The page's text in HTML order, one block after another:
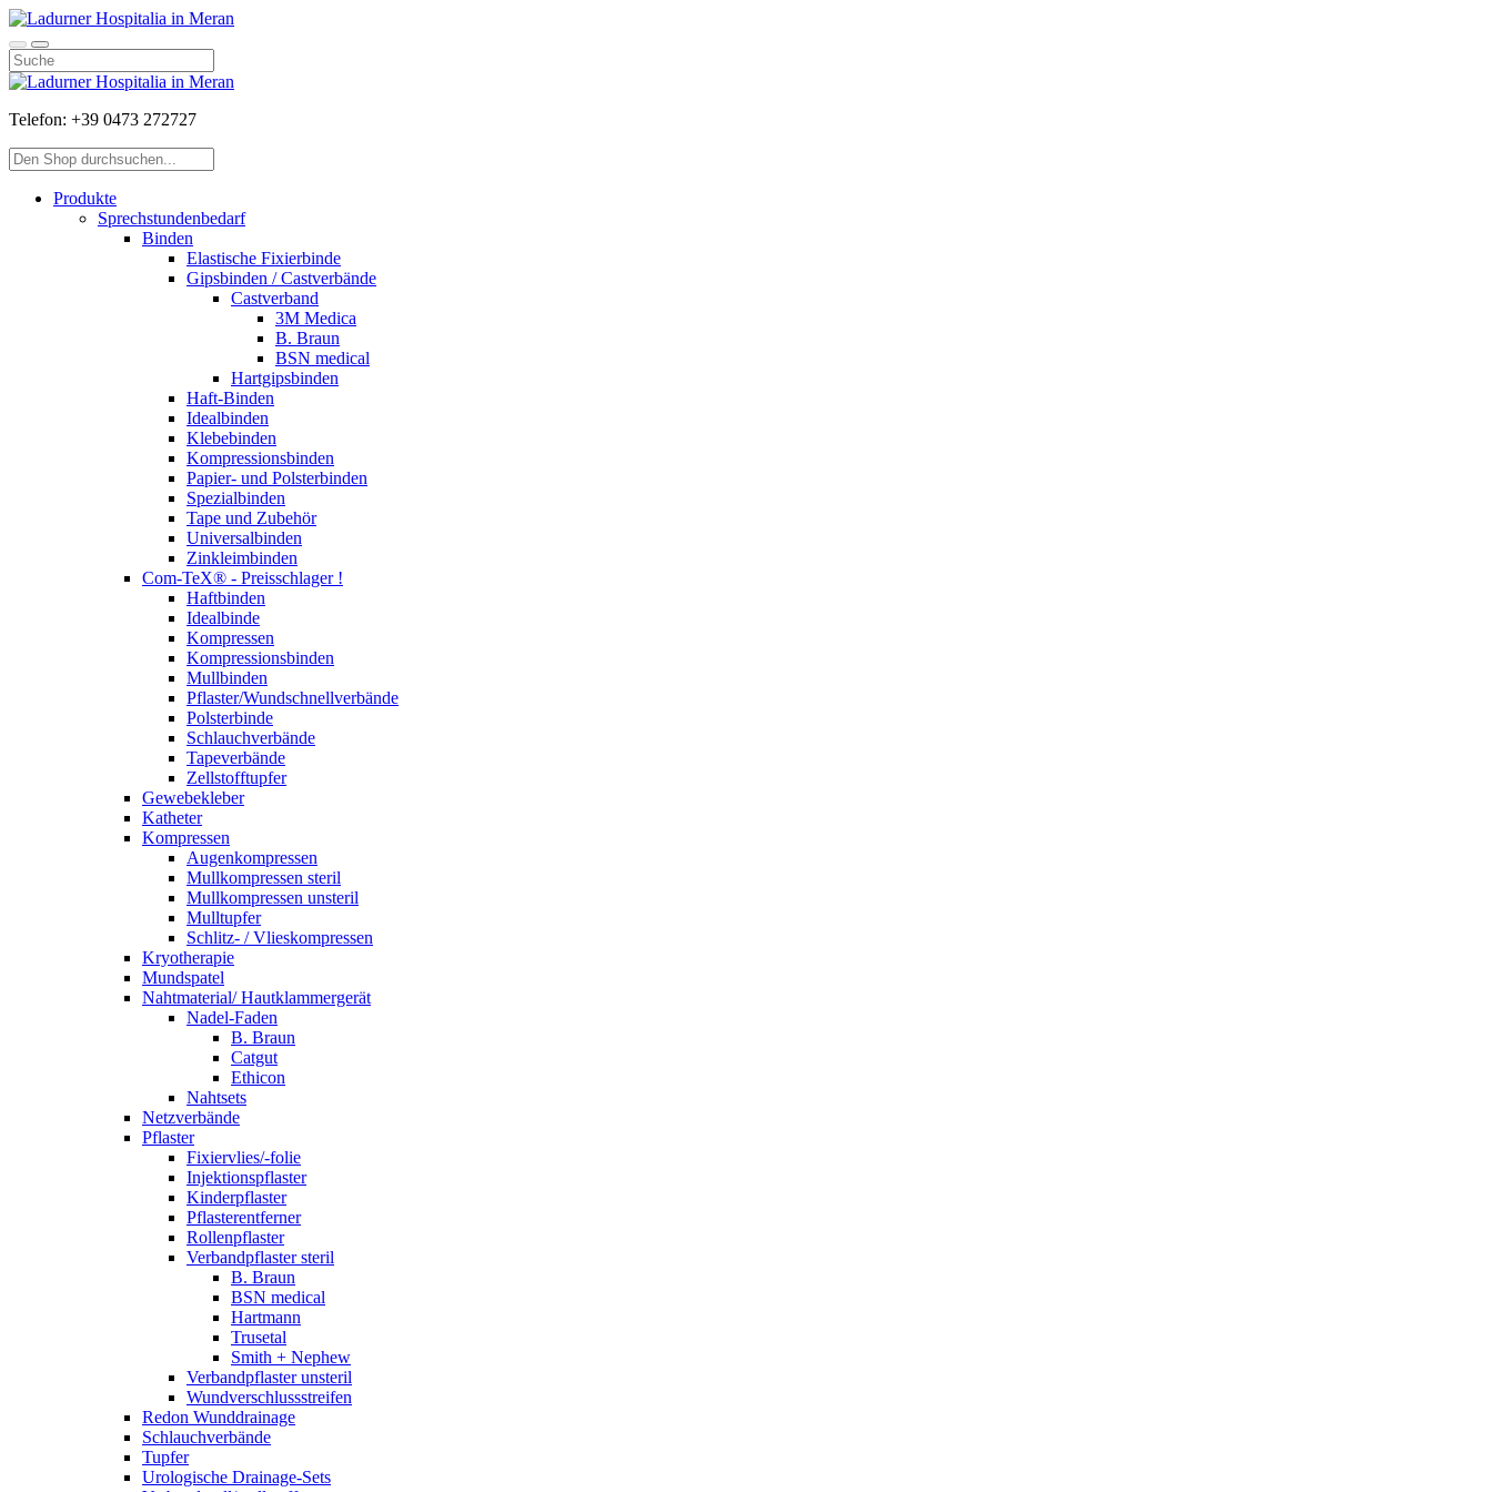
Telefon: +39 0473 272727
Produkte
Sprechstundenbedarf
Binden
Elastische Fixierbinde
Gipsbinden / Castverbände
Castverband
3M Medica
B. Braun
BSN medical
Hartgipsbinden
Haft-Binden
Idealbinden
Klebebinden
Kompressionsbinden
Papier- und Polsterbinden
Spezialbinden
Tape und Zubehör
Universalbinden
Zinkleimbinden
Com-TeX® - Preisschlager !
Haftbinden
Idealbinde
Kompressen
Kompressionsbinden
Mullbinden
Pflaster/Wundschnellverbände
Polsterbinde
Schlauchverbände
Tapeverbände
Zellstofftupfer
Gewebekleber
Katheter
Kompressen
Augenkompressen
Mullkompressen steril
Mullkompressen unsteril
Mulltupfer
Schlitz- / Vlieskompressen
Kryotherapie
Mundspatel
Nahtmaterial/ Hautklammergerät
Nadel-Faden
B. Braun
Catgut
Ethicon
Nahtsets
Netzverbände
Pflaster
Fixiervlies/-folie
Injektionspflaster
Kinderpflaster
Pflasterentferner
Rollenpflaster
Verbandpflaster steril
B. Braun
BSN medical
Hartmann
Trusetal
Smith + Nephew
Verbandpflaster unsteril
Wundverschlussstreifen
Redon Wunddrainage
Schlauchverbände
Tupfer
Urologische Drainage-Sets